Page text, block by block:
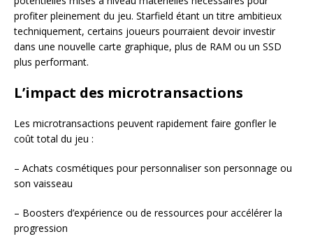
profiter pleinement du jeu. Starfield étant un titre ambitieux
techniquement, certains joueurs pourraient devoir investir
dans une nouvelle carte graphique, plus de RAM ou un SSD
plus performant.
L’impact des microtransactions
Les microtransactions peuvent rapidement faire gonfler le
coût total du jeu :
– Achats cosmétiques pour personnaliser son personnage ou
son vaisseau
– Boosters d’expérience ou de ressources pour accélérer la
progression